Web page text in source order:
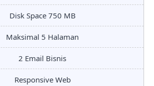
Disk Space 750 MB
Maksimal 5 Halaman
2 Email Bisnis
Responsive Web